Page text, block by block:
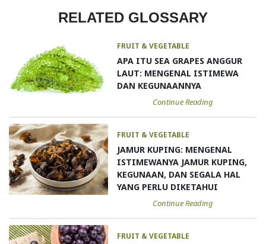
RELATED GLOSSARY
FRUIT & VEGETABLE
APA ITU SEA GRAPES ANGGUR
LAUT: MENGENAL ISTIMEWA
DAN KEGUNAANNYA
Continue Reading
FRUIT & VEGETABLE
JAMUR KUPING: MENGENAL
ISTIMEWANYA JAMUR KUPING,
KEGUNAAN, DAN SEGALA HAL
YANG PERLU DIKETAHUI
Continue Reading
FRUIT & VEGETABLE